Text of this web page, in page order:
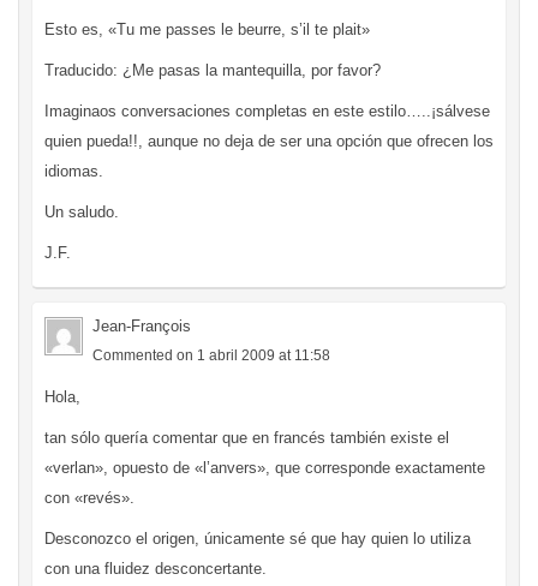
Esto es, «Tu me passes le beurre, s’il te plait»
Traducido: ¿Me pasas la mantequilla, por favor?
Imaginaos conversaciones completas en este estilo…..¡sálvese
quien pueda!!, aunque no deja de ser una opción que ofrecen los
idiomas.
Un saludo.
J.F.
Jean-François
Commented on 1 abril 2009 at 11:58
Hola,
tan sólo quería comentar que en francés también existe el
«verlan», opuesto de «l’anvers», que corresponde exactamente
con «revés».
Desconozco el origen, únicamente sé que hay quien lo utiliza
con una fluidez desconcertante.